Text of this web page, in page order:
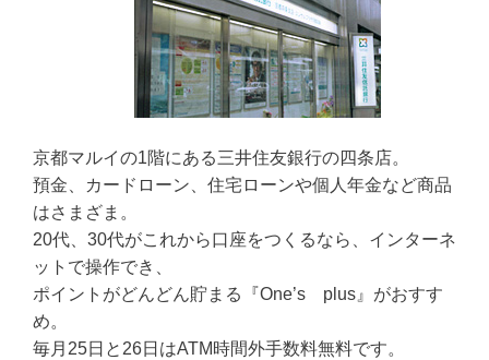
京都マルイの1階にある三井住友銀行の四条店。
預金、カードローン、住宅ローンや個人年金など商品
はさまざま。
20代、30代がこれから口座をつくるなら、インターネ
ットで操作でき、
ポイントがどんどん貯まる『One’s plus』がおすす
め。
毎月25日と26日はATM時間外手数料無料です。